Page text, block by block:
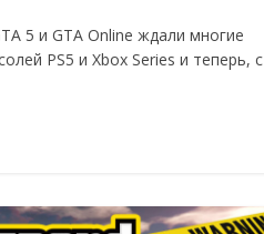
5 и GTA Online ждали многие
PS5 и Xbox Series и теперь, с